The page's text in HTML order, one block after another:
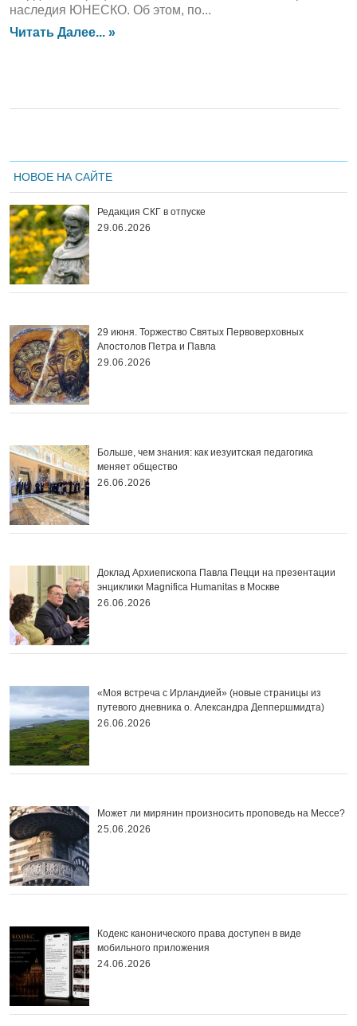
наследия ЮНЕСКО. Об этом, по...
Читать Далее... »
НОВОЕ НА САЙТЕ
Редакция СКГ в отпуске
29.06.2026
29 июня. Торжество Святых Первоверховных
Апостолов Петра и Павла
29.06.2026
Больше, чем знания: как иезуитская педагогика
меняет общество
26.06.2026
Доклад Архиепископа Павла Пецци на презентации
энциклики Magnifica Нumanitas в Москве
26.06.2026
«Моя встреча с Ирландией» (новые страницы из
путевого дневника о. Александра Деппершмидта)
26.06.2026
Может ли мирянин произносить проповедь на Мессе?
25.06.2026
Кодекс канонического права доступен в виде
мобильного приложения
24.06.2026